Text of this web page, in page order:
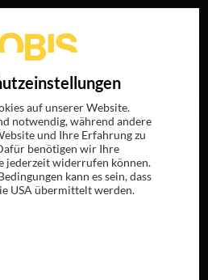
Fischer Christensen“
auf unserer Website.
notwendig, während andere
und Ihre Erfahrung zu
benötigen wir Ihre
jederzeit widerrufen können.
kann es sein, dass
USA übermittelt werden.